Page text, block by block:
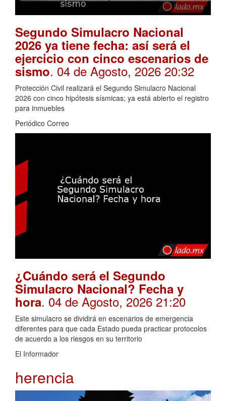
Segundo Simulacro Nacional
2026 ya tiene fecha: así será el
ejercicio con cinco escenarios de
sismo. 04 de Agosto, 2026 20:32
Protección Civil realizará el Segundo Simulacro Nacional
2026 con cinco hipótesis sísmicas; ya está abierto el registro
para inmuebles
Periódico Correo
¿Cuándo será el Segundo
Simulacro Nacional? Fecha y
hora. 04 de Agosto, 2026 21:20
Este simulacro se dividirá en escenarios de emergencia
diferentes para que cada Estado pueda practicar protocolos
de acuerdo a los riesgos en su territorio
El Informador
herencia